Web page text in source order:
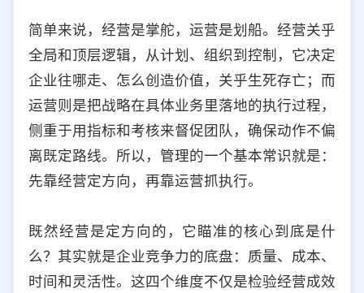
简单来说，经营是掌舵，运营是划船。经营关乎
全局和顶层逻辑，从计划、组织到控制，它决定
企业往哪走、怎么创造价值，关乎生死存亡；而
运营则是把战略在具体业务里落地的执行过程，
侧重于用指标和考核来督促团队，确保动作不偏
离既定路线。所以，管理的一个基本常识就是：
先靠经营定方向，再靠运营抓执行。
既然经营是定方向的，它瞄准的核心到底是什
么？其实就是企业竞争力的底盘：质量、成本、
时间和灵活性。这四个维度不仅是检验经营成效